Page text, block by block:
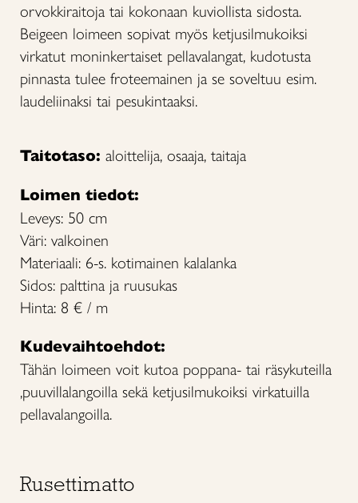
orvokkiraitoja tai kokonaan kuviollista sidosta.
Beigeen loimeen sopivat myös ketjusilmukoiksi
virkatut moninkertaiset pellavalangat, kudotusta
pinnasta tulee froteemainen ja se soveltuu esim.
laudeliinaksi tai pesukintaaksi.
Taitotaso: aloittelija, osaaja, taitaja
Loimen tiedot:
Leveys: 50 cm
Väri: valkoinen
Materiaali: 6-s. kotimainen kalalanka
Sidos: palttina ja ruusukas
Hinta: 8 € / m
Kudevaihtoehdot:
Tähän loimeen voit kutoa poppana- tai räsykuteilla
,puuvillalangoilla sekä ketjusilmukoiksi virkatuilla
pellavalangoilla.
Rusettimatto